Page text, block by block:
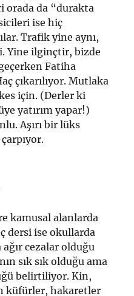
orada da “durakta
ise hiç
Trafik yine aynı,
Yine ilginçtir, bizde
Fatiha
çıkarılıyor. Mutlaka
için. (Derler ki
yatırım yapar!)
Aşırı bir lüks
kamusal alanlarda
dersi ise okullarda
cezalar olduğu
sık sık olduğu ama
belirtiliyor. Kin,
küfürler, hakaretler